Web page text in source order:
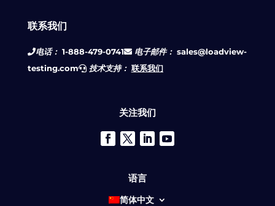
联系我们
电话： 1-888-479-0741 电子邮件： sales@loadview-
testing.com
技术支持： 联系我们
关注我们
语言
简体中文